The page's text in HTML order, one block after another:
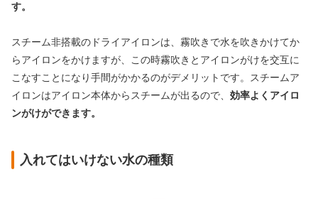
す。
スチーム非搭載のドライアイロンは、霧吹きで水を吹きかけてか
らアイロンをかけますが、この時霧吹きとアイロンがけを交互に
こなすことになり手間がかかるのがデメリットです。スチームア
イロンはアイロン本体からスチームが出るので、 効率よくアイロ
ンがけができます。
入れてはいけない水の種類